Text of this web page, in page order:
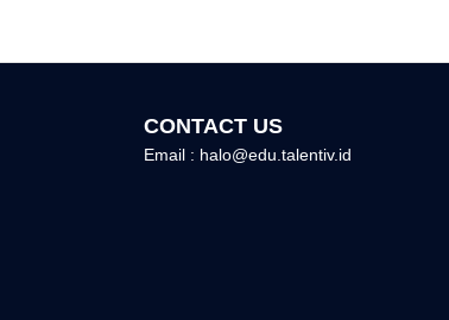
CONTACT US
Email : halo@edu.talentiv.id